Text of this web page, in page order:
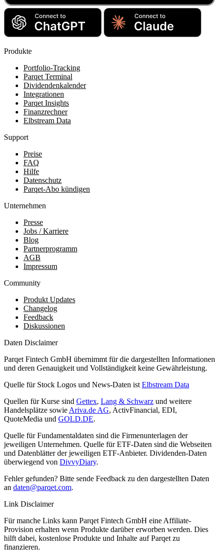
Produkte
Portfolio-Tracking
Parqet Terminal
Dividendenkalender
Integrationen
Parqet Insights
Finanzrechner
Elbstream Data
Support
Preise
FAQ
Hilfe
Datenschutz
Parqet-Abo kündigen
Unternehmen
Presse
Jobs / Karriere
Blog
Partnerprogramm
AGB
Impressum
Community
Produkt Updates
Changelog
Feedback
Diskussionen
Daten Disclaimer
Parqet Fintech GmbH übernimmt für die dargestellten Informationen
und deren Genauigkeit und Vollständigkeit keine Gewährleistung.
Quelle für Stock Logos und News-Daten ist Elbstream Data
Quellen für Kurse sind Gettex, Lang & Schwarz und weitere
Handelsplätze sowie Ariva.de AG, ActivFinancial, EDI,
QuoteMedia und GOLD.DE.
Quelle für Fundamentaldaten sind die Firmenunterlagen der
jeweiligen Unternehmen. Quelle für ETF-Daten sind die Webseiten
und Datenblätter der jeweiligen ETF-Anbieter. Dividenden-Daten
überwiegend von DivvyDiary.
Fehler gefunden? Bitte sende Feedback zu den dargestellten Daten
an daten@parqet.com.
Link Disclaimer
Für manche Links kann Parqet Fintech GmbH eine Affiliate-
Provision erhalten wenn Produkte darüber erworben werden. Dies
hilft dabei, kostenlose Produkte und Inhalte auf Parqet zu
finanzieren.